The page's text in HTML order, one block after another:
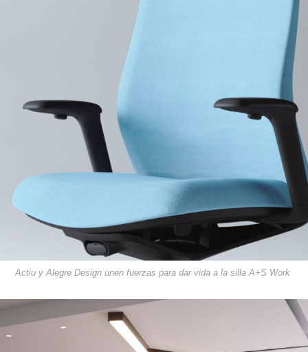
Actiu y Alegre Design unen fuerzas para dar vida a la silla A+S Work